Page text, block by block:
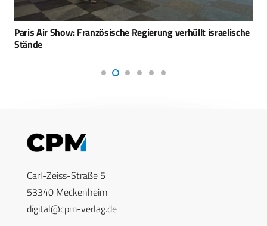
Paris Air Show: Französische Regierung verhüllt israelische
Stände
Carl-Zeiss-Straße 5
53340 Meckenheim
digital@cpm-verlag.de